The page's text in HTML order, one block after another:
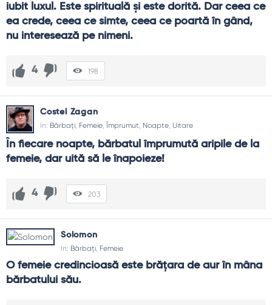
iubit luxul. Este spirituală şi este dorită. Dar ceea ce
ea crede, ceea ce simte, ceea ce poartă în gând,
nu interesează pe nimeni.
4 198
Costel Zagan
In: Bărbați Femeie Împrumut Noapte Uitare
În fiecare noapte, bărbatul împrumută aripile de la
femeie, dar uită să le înapoieze!
4 203
Solomon
In: Bărbați Femeie
O femeie credincioasă este brățara de aur în mâna
bărbatului său.